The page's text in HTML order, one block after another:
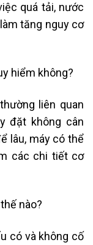
quá tải, nước
tăng nguy cơ
hiểm không?
liên quan
đặt không cân
lâu, máy có thể
các chi tiết cơ
nào?
có và không cố